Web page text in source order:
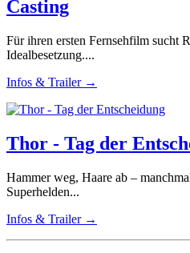
Casting
Für ihren ersten Fernsehfilm sucht
Idealbesetzung....
Infos & Trailer →
Thor - Tag der
Hammer weg, Haare ab –
Superhelden...
Infos & Trailer →